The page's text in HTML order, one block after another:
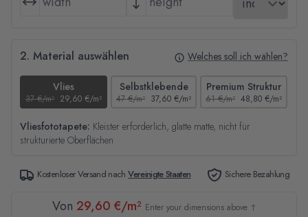
2. Material auswählen Welches soll ich wählen?
Vlies
37 €/m² 29,60 €/m²
Selbstklebende
47 €/m² 37,60 €/m²
Premium Struktur
61 €/m² 48,80 €/m²
Vliesfototapete: Kleister erforderlich, glatte matte, nicht für
strukturierte Oberflächen
Kostenloser Versand nachVereinigte Staaten Sichere Bezahlung
Von 29,60 €/m² Enter your dimensions above ↑